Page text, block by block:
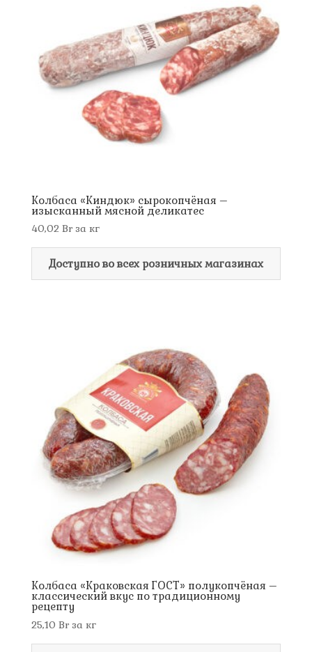
Колбаса «Киндюк» сырокопчёная –
изысканный мясной деликатес
40,02 Brза кг
Доступно во всех розничных магазинах
Колбаса «Краковская ГОСТ» полукопчёная –
классический вкус по традиционному
рецепту
25,10 Brза кг